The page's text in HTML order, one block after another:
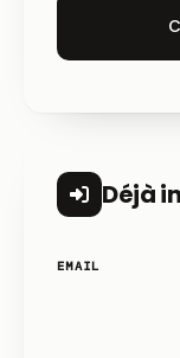
Déjà
EMAIL